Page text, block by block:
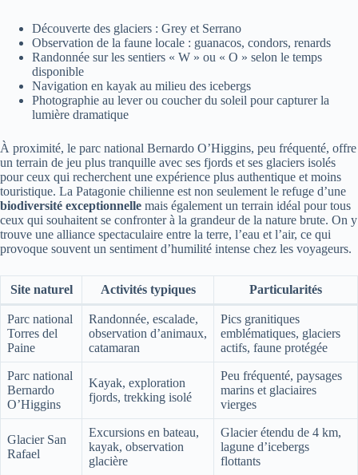
Découverte des glaciers : Grey et Serrano
Observation de la faune locale : guanacos, condors, renards
Randonnée sur les sentiers « W » ou « O » selon le temps
disponible
Navigation en kayak au milieu des icebergs
Photographie au lever ou coucher du soleil pour capturer la
lumière dramatique
À proximité, le parc national Bernardo O’Higgins, peu fréquenté, offre
un terrain de jeu plus tranquille avec ses fjords et ses glaciers isolés
pour ceux qui recherchent une expérience plus authentique et moins
touristique. La Patagonie chilienne est non seulement le refuge d’une
biodiversité exceptionnelle mais également un terrain idéal pour tous
ceux qui souhaitent se confronter à la grandeur de la nature brute. On y
trouve une alliance spectaculaire entre la terre, l’eau et l’air, ce qui
provoque souvent un sentiment d’humilité intense chez les voyageurs.
Site naturel Activités typiques Particularités
Parc national
Torres del
Paine
Randonnée, escalade,
observation d’animaux,
catamaran
Pics granitiques
emblématiques, glaciers
actifs, faune protégée
Parc national
Bernardo
O’Higgins
Kayak, exploration
fjords, trekking isolé
Peu fréquenté, paysages
marins et glaciaires
vierges
Glacier San
Rafael
Excursions en bateau,
kayak, observation
glacière
Glacier étendu de 4 km,
lagune d’icebergs
flottants